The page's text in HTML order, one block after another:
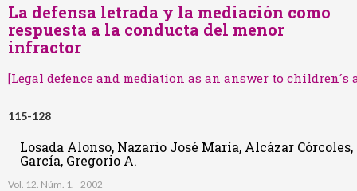
La defensa letrada y la mediación como
respuesta a la conducta del menor
infractor
[Legal defence and mediation as an answer to
115-128
Losada Alonso, Nazario José María, Alcázar
García, Gregorio A.
Vol. 12. Núm. 1. - 2002